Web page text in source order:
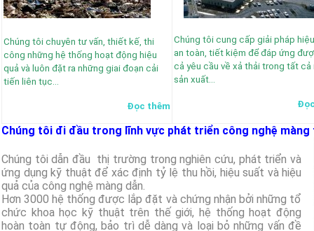
Chúng tôi chuyên tư vấn, thiết kế, thi
công những hệ thống hoạt động hiệu
quả và luôn đặt ra những giai đoạn cải
tiến liên tục…
Đọc thêm
Chúng tôi cung cấp giải pháp
an toàn, tiết kiệm để đáp ứng
cả yêu cầu về xả thải trong tất cả
sản xuất…
Chúng tôi đi đầu trong lĩnh vực phát triển công nghệ màng
Chúng tôi dẫn đầu thị trường trong nghiên cứu, phát triển và
ứng dụng kỹ thuật để xác định tỷ lệ thu hồi, hiệu suất và hiệu
quả của công nghệ màng dẫn.
Hơn 3000 hệ thống được lắp đặt và chứng nhận bởi những tổ
chức khoa học kỹ thuật trên thế giới, hệ thống hoạt động
hoàn toàn tự động, bảo trì dễ dàng và loại bỏ những vấn đề